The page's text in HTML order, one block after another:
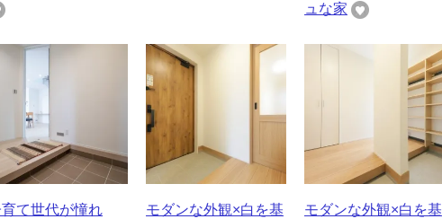
ュな家
て世代が憧れ
モダンな外観×白を基
モダンな外観×白を基